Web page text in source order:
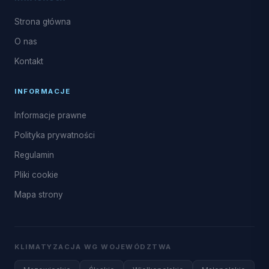
Strona główna
O nas
Kontakt
INFORMACJE
Informacje prawne
Polityka prywatności
Regulamin
Pliki cookie
Mapa strony
KLIMATYZACJA WG WOJEWÓDZTWA